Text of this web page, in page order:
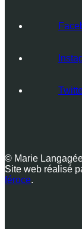
© Marie
Site web réalisé
féroce.